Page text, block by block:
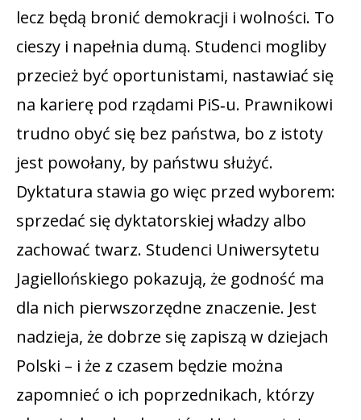
lecz będą bronić demokracji i wolności. To
cieszy i napełnia dumą. Studenci mogliby
przecież być oportunistami, nastawiać się
na karierę pod rządami PiS‑u. Prawnikowi
trudno obyć się bez państwa, bo z istoty
jest powołany, by państwu służyć.
Dyktatura stawia go więc przed wyborem:
sprzedać się dyktatorskiej władzy albo
zachować twarz. Studenci Uniwersytetu
Jagiellońskiego pokazują, że godność ma
dla nich pierwszorzędne znaczenie. Jest
nadzieja, że dobrze się zapiszą w dziejach
Polski – i że z czasem będzie można
zapomnieć o ich poprzednikach, którzy